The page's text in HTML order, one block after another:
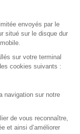
?
une démo
ligne